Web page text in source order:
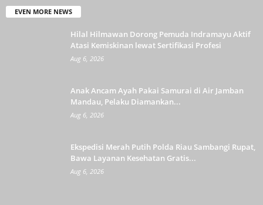
EVEN MORE NEWS
Hilal Hilmawan Dorong Pemuda Indramayu Aktif
Atasi Kemiskinan lewat Sertifikasi Profesi
Aug 6, 2026
Anak Ancam Ayah Pakai Samurai di Air Jamban
Mandau, Pelaku Diamankan...
Aug 6, 2026
Ekspedisi Merah Putih Polda Riau Sambangi Rupat,
Bawa Layanan Kesehatan Gratis...
Aug 6, 2026